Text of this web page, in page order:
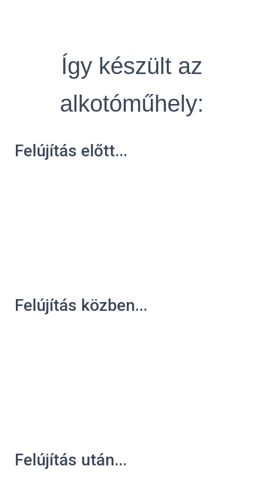
Így készült az
alkotóműhely:
Felújítás előtt...
Felújítás közben...
Felújítás után...